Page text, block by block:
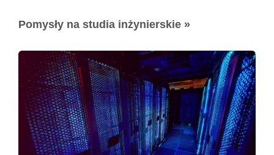
Pomysły na studia inżynierskie »